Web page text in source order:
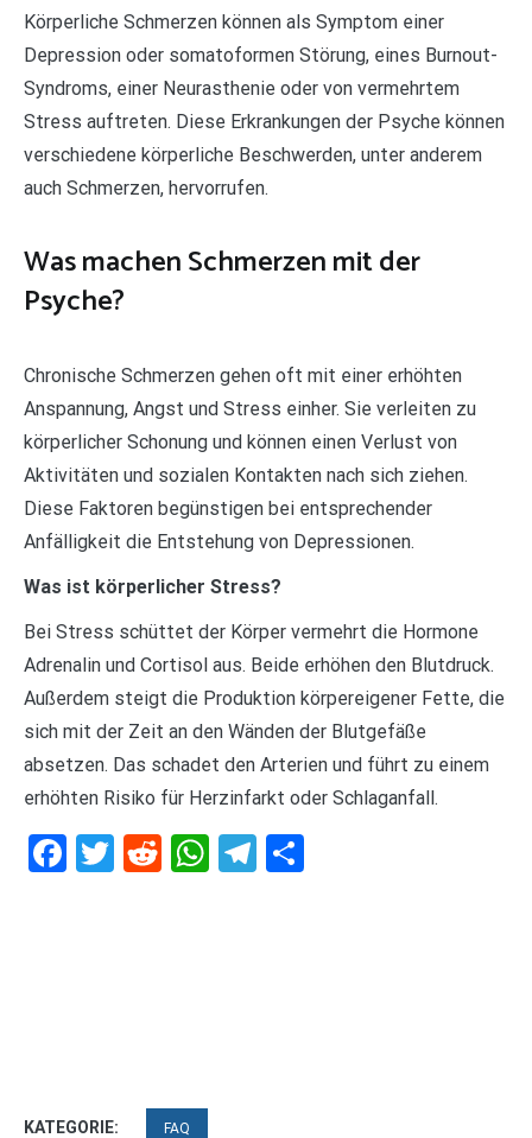
Körperliche Schmerzen können als Symptom einer
Depression oder somatoformen Störung, eines Burnout-
Syndroms, einer Neurasthenie oder von vermehrtem
Stress auftreten. Diese Erkrankungen der Psyche können
verschiedene körperliche Beschwerden, unter anderem
auch Schmerzen, hervorrufen.
Was machen Schmerzen mit der
Psyche?
Chronische Schmerzen gehen oft mit einer erhöhten
Anspannung, Angst und Stress einher. Sie verleiten zu
körperlicher Schonung und können einen Verlust von
Aktivitäten und sozialen Kontakten nach sich ziehen.
Diese Faktoren begünstigen bei entsprechender
Anfälligkeit die Entstehung von Depressionen.
Was ist körperlicher Stress?
Bei Stress schüttet der Körper vermehrt die Hormone
Adrenalin und Cortisol aus. Beide erhöhen den Blutdruck.
Außerdem steigt die Produktion körpereigener Fette, die
sich mit der Zeit an den Wänden der Blutgefäße
absetzen. Das schadet den Arterien und führt zu einem
erhöhten Risiko für Herzinfarkt oder Schlaganfall.
Facebook
Twitter
RedditWhatsApp
Telegram
KATEGORIE: FAQ